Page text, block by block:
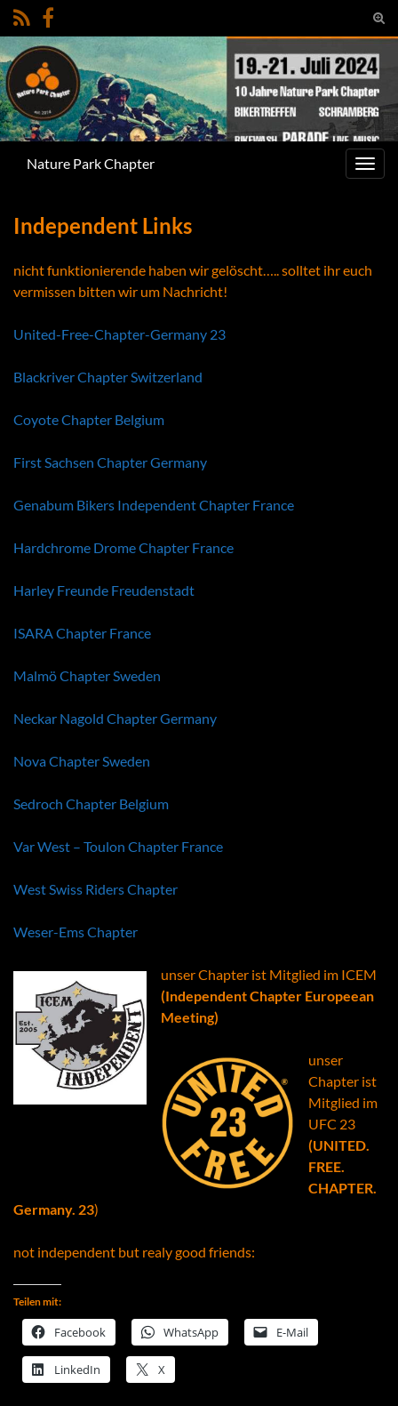
Search for:
Nature Park Chapter
Independent Links
nicht funktionierende haben wir gelöscht….. solltet ihr euch
vermissen bitten wir um Nachricht!
United-Free-Chapter-Germany 23
Blackriver Chapter Switzerland
Coyote Chapter Belgium
First Sachsen Chapter Germany
Genabum Bikers Independent Chapter France
Hardchrome Drome Chapter France
Harley Freunde Freudenstadt
ISARA Chapter France
Malmö Chapter Sweden
Neckar Nagold Chapter Germany
Nova Chapter Sweden
Sedroch Chapter Belgium
Var West – Toulon Chapter France
West Swiss Riders Chapter
Weser-Ems Chapter
unser Chapter ist Mitglied im ICEM
(Independent Chapter Europeean
Meeting)
unser
Chapter ist
Mitglied im
UFC 23
(UNITED.
FREE.
CHAPTER.
Germany. 23)
not independent but realy good friends:
Teilen mit:
Facebook WhatsApp E-Mail
LinkedIn X